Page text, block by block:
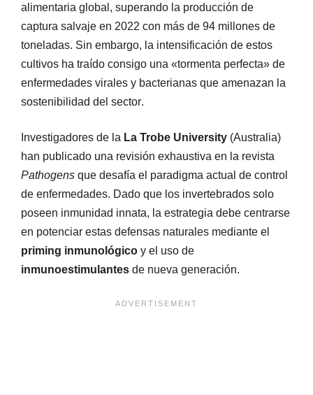
alimentaria global, superando la producción de
captura salvaje en 2022 con más de 94 millones de
toneladas. Sin embargo, la intensificación de estos
cultivos ha traído consigo una «tormenta perfecta» de
enfermedades virales y bacterianas que amenazan la
sostenibilidad del sector.
Investigadores de la La Trobe University (Australia)
han publicado una revisión exhaustiva en la revista
Pathogens que desafía el paradigma actual de control
de enfermedades. Dado que los invertebrados solo
poseen inmunidad innata, la estrategia debe centrarse
en potenciar estas defensas naturales mediante el
priming inmunológico y el uso de
inmunoestimulantes de nueva generación.